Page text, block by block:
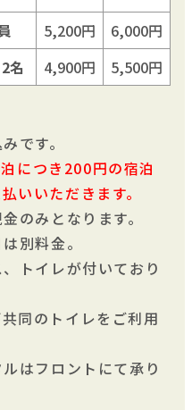
5,200円
6,000円
名
4,900円 5,500円
です。
につき200円の宿泊
いいただきます。
のみとなります。
別料金。
トイレが付いており
共同のトイレをご利用
はフロントにて承り